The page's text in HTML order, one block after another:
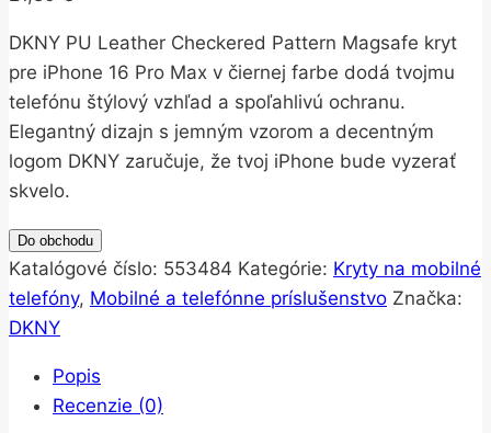
DKNY PU Leather Checkered Pattern Magsafe kryt
pre iPhone 16 Pro Max v čiernej farbe dodá tvojmu
telefónu štýlový vzhľad a spoľahlivú ochranu.
Elegantný dizajn s jemným vzorom a decentným
logom DKNY zaručuje, že tvoj iPhone bude vyzerať
skvelo.
Do obchodu
Katalógové číslo: 553484 Kategórie: Kryty na mobilné
telefóny, Mobilné a telefónne príslušenstvo Značka:
DKNY
Popis
Recenzie (0)